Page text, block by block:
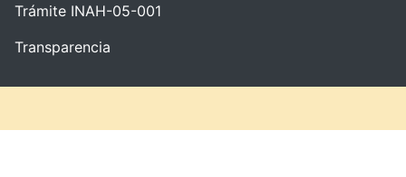
Trámite INAH-05-001
Transparencia